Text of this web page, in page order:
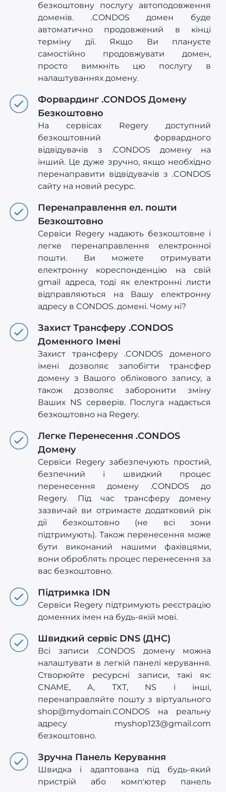
безкоштовну послугу автоподовження
доменів. .CONDOS домен буде
автоматично продовжений в кінці
терміну дії. Якщо Ви плануєте
самостійно продовжувати домен,
просто вимкніть цю послугу в
налаштуваннях домену.
Форвардинг .CONDOS Домену
Безкоштовно
На сервісах Regery доступний
безкоштовний форвардного
відвідувачів з .CONDOS домену на
інший. Це дуже зручно, якщо необхідно
перенаправити відвідувачів з .CONDOS
сайту на новий ресурс.
Перенаправлення ел. пошти
Безкоштовно
Сервіси Regery надають безкоштовне і
легке перенаправлення електронної
пошти. Ви можете отримувати
електронну кореспонденцію на свій
gmail адреса, тоді як електронні листи
відправляються на Вашу електронну
адресу в CONDOS. домені. Чому ні?
Захист Трансферу .CONDOS
Доменного Імені
Захист трансферу .CONDOS доменого
імені дозволяє запобігти трансфер
домену з Вашого облікового запису, а
також дозволяє заборонити зміну
Ваших NS серверів. Послуга надається
безкоштовно на Regery.
Легке Перенесення .CONDOS
Домену
Сервіси Regery забезпечують простий,
безпечний і швидкий процес
перенесення домену .CONDOS до
Regery. Під час трансферу домену
зазвичай ви отримаєте додатковий рік
дії безкоштовно (не всі зони
підтримують). Також перенесення може
бути виконаний нашими фахівцями,
вони оброблять процес перенесення за
вас безкоштовно.
Підтримка IDN
Сервіси Regery підтримують реєстрацію
доменних імен на будь-якій мові.
Швидкий сервіс DNS (ДНС)
Всі записи .CONDOS домену можна
налаштувати в легкій панелі керування.
Створюйте ресурсні записи, такі як:
CNAME, A, TXT, NS і інші,
перенаправляйте пошту з віртуального
shop@mydomain.CONDOS на реальну
адресу myshop123@gmail.com
безкоштовно.
Зручна Панель Керування
Швидка і адаптована під будь-який
пристрій або комп'ютер панель